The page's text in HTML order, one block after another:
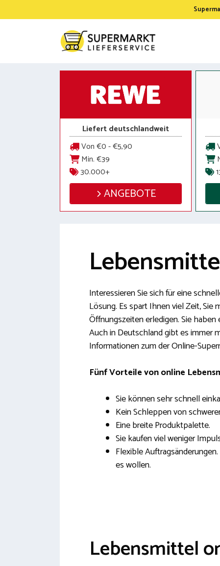
Inhalt
Liefert deutschlandweit
Von €0 - €5,90
Min. €39
30.000+
ANGEBOTE
Interessieren Sie sich für eine
Lösung. Es spart Ihnen viel Zeit,
Öffnungszeiten erledigen. Sie
Auch in Deutschland gibt es immer
Informationen zum der Online-
Fünf Vorteile von online
Sie können sehr schnell
Kein Schleppen von
Eine breite Produktpalette.
Sie kaufen viel weniger
Flexible
es wollen.
Lebensmittel